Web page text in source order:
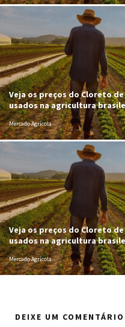
Veja os preços do Cloreto
usados na agricultura
Mercado Agrícola
Veja os preços do Cloreto
usados na agricultura
Mercado Agrícola
DEIXE UM COMENTÁRIO